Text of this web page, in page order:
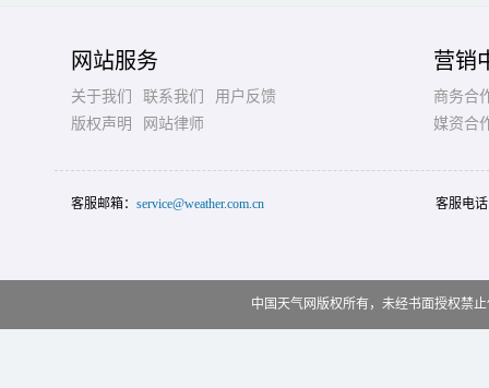
网站服务
关于我们 联系我们
用户反馈
版权声明
网站律师
营销
商务合
媒资合
客服邮箱： service@weather.com.cn 客服电
中国天气网版权所有，未经书面授权